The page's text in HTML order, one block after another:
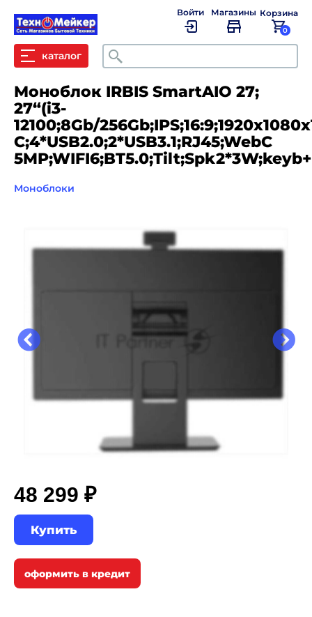
каталог Поиск
Войти Магазины Корзина
0
Моноблок IRBIS SmartAIO 27;
27“(i3-
12100;8Gb/
C;4*USB2.0;2*USB3.1;RJ45;WebC
Моноблоки
48 299 ₽
Купить